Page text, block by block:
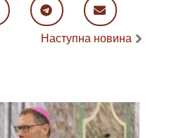
Наступна новина